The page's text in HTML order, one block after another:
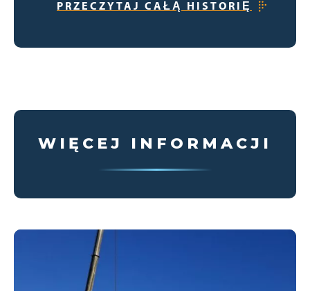
PRZECZYTAJ CAŁĄ HISTORIĘ
WIĘCEJ INFORMACJI